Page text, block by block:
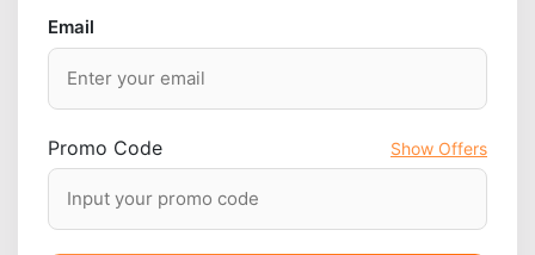
Email
Promo Code Show Offers